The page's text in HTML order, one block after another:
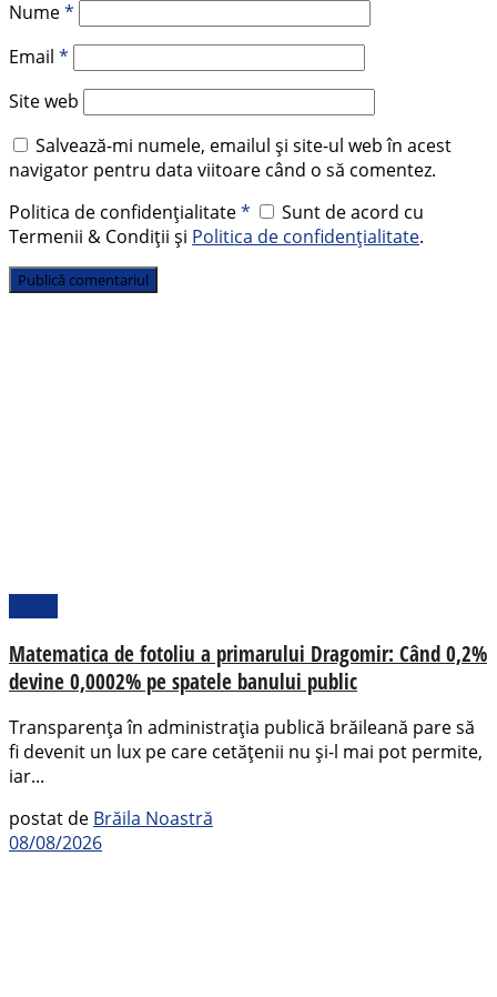
Nume*
Email *
Site web
Salvează-mi numele, emailul și site-ul web în acest
navigator pentru data viitoare când o să comentez.
Politica de confidențialitate*
Sunt de acord cu
Termenii & Condiții și Politica de confidențialitate.
Matematica de fotoliu a primarului Dragomir: Când 0,2%
devine 0,0002% pe spatele banului public
Transparența în administrația publică brăileană pare să
fi devenit un lux pe care cetățenii nu și-l mai pot permite,
iar...
postat de Brăila Noastră
08/08/2026